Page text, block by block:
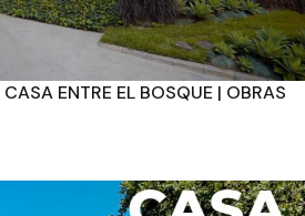
ENTRE EL BOSQUE | OBRAS